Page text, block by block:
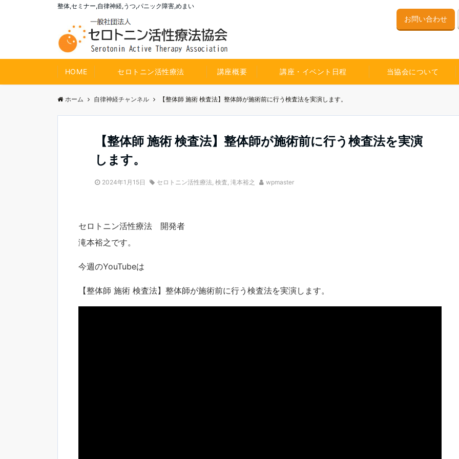
整体,セミナー,自律神経,うつ,パニック障害,めまい
お問い合わせ
HOME セロトニン活性療法 講座概要 講座・イベント日程 当協会について
ホーム 自律神経チャンネル 【整体師 施術 検査法】整体師が施術前に行う検査法を実演します。
【整体師 施術 検査法】整体師が施術前に行う検査法を実演
します。
2024年1月15日 セロトニン活性療法, 検査, 滝本裕之 wpmaster
セロトニン活性療法 開発者
滝本裕之です。
今週のYouTubeは
【整体師 施術 検査法】整体師が施術前に行う検査法を実演します。